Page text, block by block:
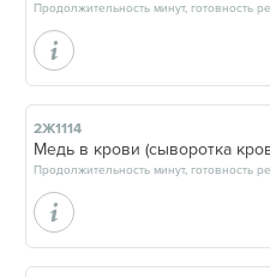
2Ж1114
Медь в крови (сыворотка